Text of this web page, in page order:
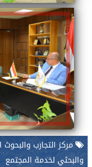
مركز التجارب والبحوث
والبحثي لخدمة المجتمع